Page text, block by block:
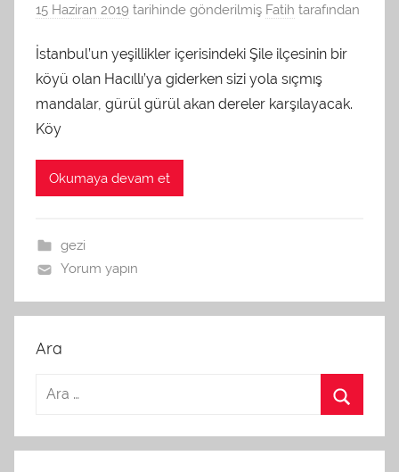
15 Haziran 2019 tarihinde gönderilmiş Fatih tarafından
İstanbul’un yeşillikler içerisindeki Şile ilçesinin bir
köyü olan Hacıllı’ya giderken sizi yola sıçmış
mandalar, gürül gürül akan dereler karşılayacak.
Köy
Okumaya devam et
gezi
Yorum yapın
Ara